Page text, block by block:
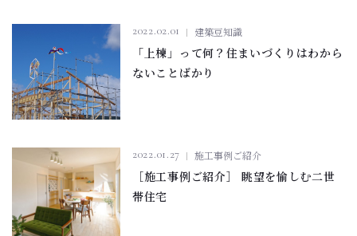
2022.02.01 建築豆知識
「上棟」って何？住まいづくりはわから
ないことばかり
2022.01.27 施工事例ご紹介
［施工事例ご紹介］ 眺望を愉しむ二世
帯住宅